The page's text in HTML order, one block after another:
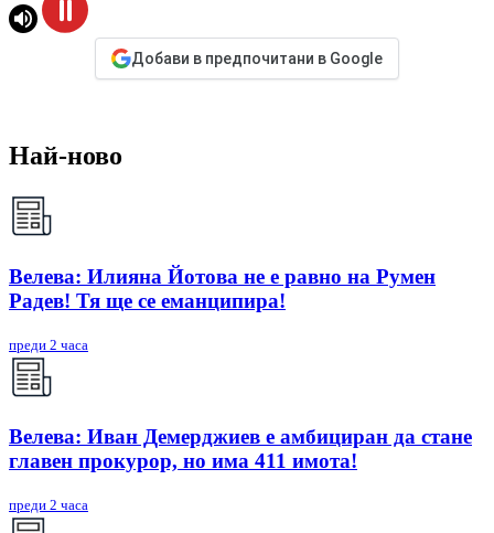
Добави в предпочитани в Google
Най-ново
Велева: Илияна Йотова не е равно на Румен
Радев! Тя ще се еманципира!
преди 2 часа
Велева: Иван Демерджиев е амбициран да стане
главен прокурор, но има 411 имота!
преди 2 часа